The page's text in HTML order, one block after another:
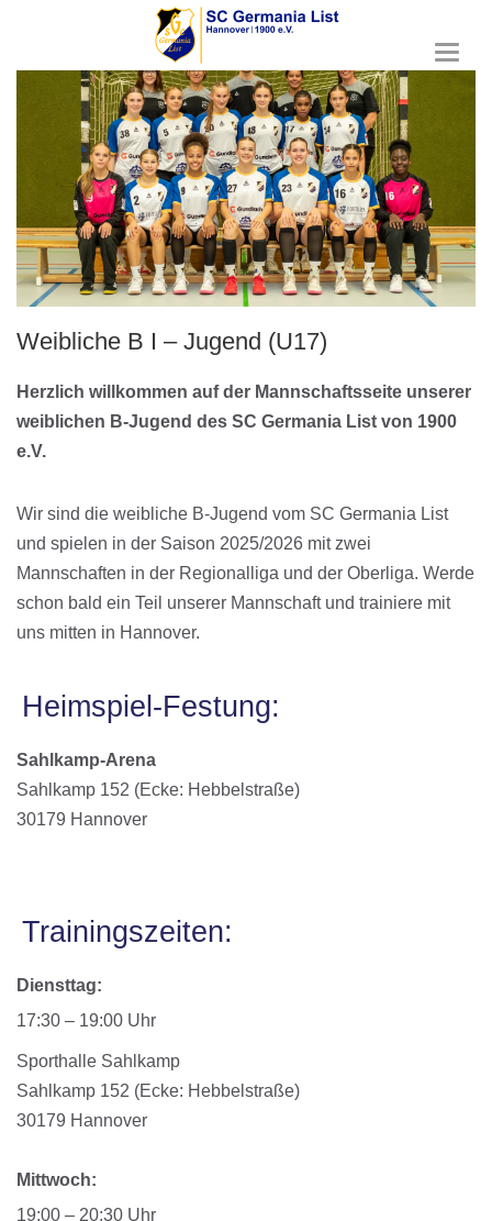
T
o
v
i
g
Weibliche B I – Jugend (U17)
Herzlich willkommen auf der Mannschaftsseite unserer
weiblichen B-Jugend des SC Germania List von 1900
e.V.
Wir sind die weibliche B-Jugend vom SC Germania List
und spielen in der Saison 2025/2026 mit zwei
Mannschaften in der Regionalliga und der Oberliga. Werde
schon bald ein Teil unserer Mannschaft und trainiere mit
uns mitten in Hannover.
Heimspiel-Festung:
Sahlkamp-Arena
Sahlkamp 152 (Ecke: Hebbelstraße)
30179 Hannover
Trainingszeiten:
Diensttag:
17:30 – 19:00 Uhr
Sporthalle Sahlkamp
Sahlkamp 152 (Ecke: Hebbelstraße)
30179 Hannover
Mittwoch:
19:00 – 20:30 Uhr